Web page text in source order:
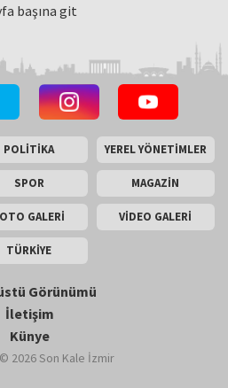
başına git
POLİTİKA YEREL YÖNETİMLER
SPOR MAGAZİN
GALERİ VİDEO GALERİ
TÜRKİYE
Görünümü
İletişim
Künye
2026 Son Kale İzmir